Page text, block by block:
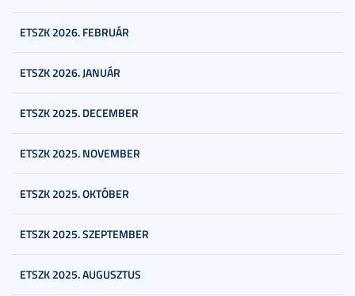
ETSZK 2026. FEBRUÁR
ETSZK 2026. JANUÁR
ETSZK 2025. DECEMBER
ETSZK 2025. NOVEMBER
ETSZK 2025. OKTÓBER
ETSZK 2025. SZEPTEMBER
ETSZK 2025. AUGUSZTUS